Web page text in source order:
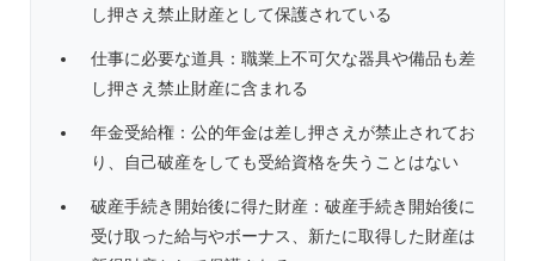
し押さえ禁止財産として保護されている
仕事に必要な道具：職業上不可欠な器具や備品も差
し押さえ禁止財産に含まれる
年金受給権：公的年金は差し押さえが禁止されてお
り、自己破産をしても受給資格を失うことはない
破産手続き開始後に得た財産：破産手続き開始後に
受け取った給与やボーナス、新たに取得した財産は